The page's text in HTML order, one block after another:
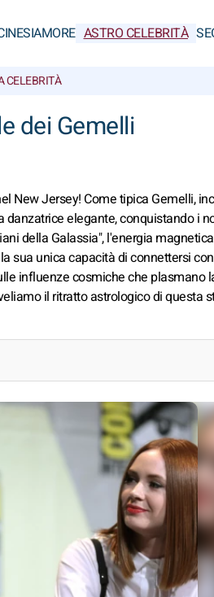
AMORE ASTRO CELEBRITÀ
CELEBRITÀ
dei Gemelli
New Jersey! Come tipica Gemelli,
elegante, conquistando i
della Galassia", l'energia
sua unica capacità di connettersi
influenze cosmiche che plasmano
il ritratto astrologico di questa